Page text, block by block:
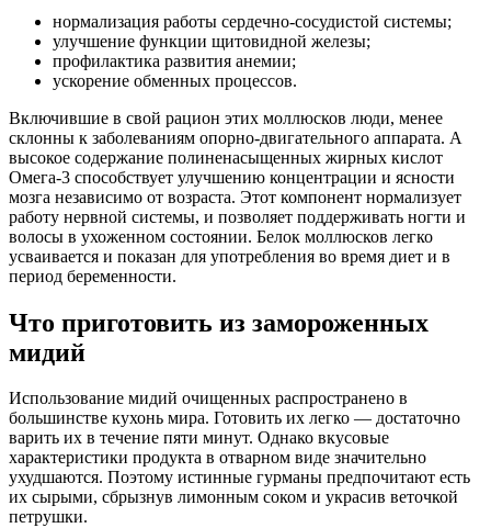
нормализация работы сердечно-сосудистой системы;
улучшение функции щитовидной железы;
профилактика развития анемии;
ускорение обменных процессов.
Включившие в свой рацион этих моллюсков люди, менее
склонны к заболеваниям опорно-двигательного аппарата. А
высокое содержание полиненасыщенных жирных кислот
Омега-3 способствует улучшению концентрации и ясности
мозга независимо от возраста. Этот компонент нормализует
работу нервной системы, и позволяет поддерживать ногти и
волосы в ухоженном состоянии. Белок моллюсков легко
усваивается и показан для употребления во время диет и в
период беременности.
Что приготовить из замороженных
мидий
Использование мидий очищенных распространено в
большинстве кухонь мира. Готовить их легко — достаточно
варить их в течение пяти минут. Однако вкусовые
характеристики продукта в отварном виде значительно
ухудшаются. Поэтому истинные гурманы предпочитают есть
их сырыми, сбрызнув лимонным соком и украсив веточкой
петрушки.